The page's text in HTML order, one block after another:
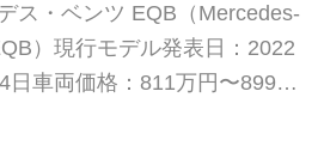
ス・ベンツ EQB（Mercedes-
）現行モデル発表日：2022
日車両価格：811万円〜899万